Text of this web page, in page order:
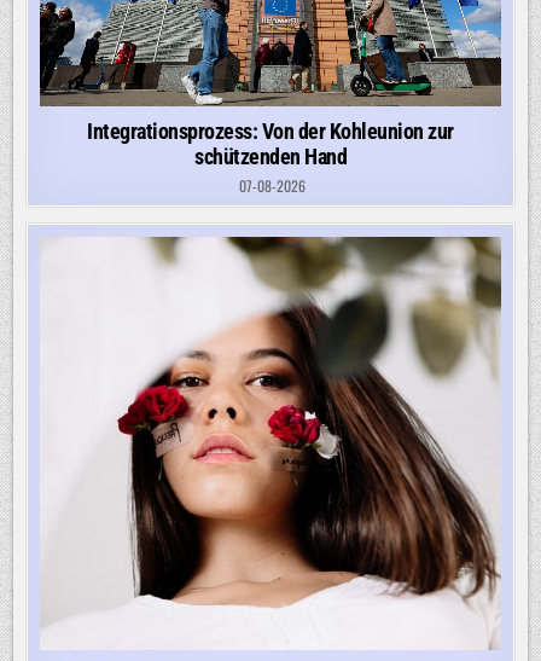
Integrationsprozess: Von der Kohleunion zur
schützenden Hand
07-08-2026